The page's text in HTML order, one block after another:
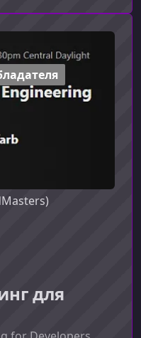
стилей.Что
курсе упор
для